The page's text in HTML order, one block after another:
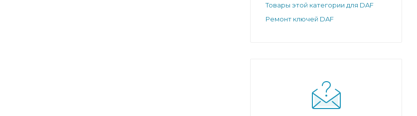
Товары этой категории для DAF
Ремонт ключей DAF